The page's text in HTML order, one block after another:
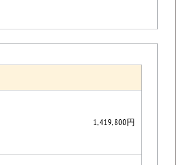
1,419,800円